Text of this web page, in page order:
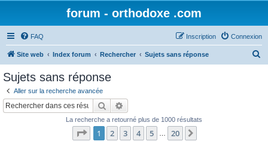
forum - orthodoxe .com
FAQ Connexion
Inscription
Site web Index forum Rechercher Sujets sans réponse
Sujets sans réponse
Aller sur la recherche avancée
Rechercher
La recherche a retourné plus de 1000 résultats
Page 1sur20
1 2 3 4 5 20